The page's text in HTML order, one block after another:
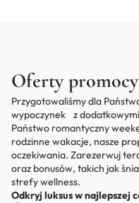
Oferty
Przygotowaliśmy dla
wypoczynek z
Państwo romantyczny
rodzinne wakacje, nasze
oczekiwania. Zarezerwuj
oraz bonusów, takich jak
strefy wellness.
Odkryj luksus w najlepszej